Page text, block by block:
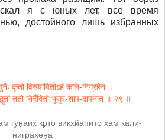
я с юных лет, все время
достойного лишь избранных
कृतो विख्यापितोऽहं कलि-निग्रहेन ।
ततो निर्वेदितो भूसुर-शाप-दापनात् ॥ २९ ॥
гун̣аих̣ кр̣то викхйа̄пито хам̇ кали-
ниграхен̣а